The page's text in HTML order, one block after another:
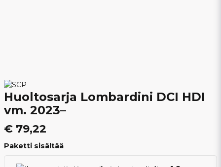
Huoltosarja Lombardini DCI HDI
vm. 2023–
€ 79,22
Paketti sisältää